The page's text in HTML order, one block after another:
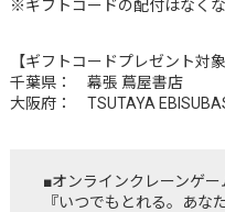
※ギフトコードの配付はなく
【ギフトコードプレゼント対象
千葉県： 幕張 蔦屋書店
大阪府： TSUTAYA
■オンラインクレーンゲ
『いつでもとれる。あな